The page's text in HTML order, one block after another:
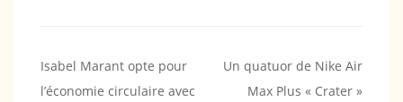
Navigation
Isabel Marant opte pour
l’économie circulaire avec
Un quatuor de Nike Air
Max Plus « Crater »